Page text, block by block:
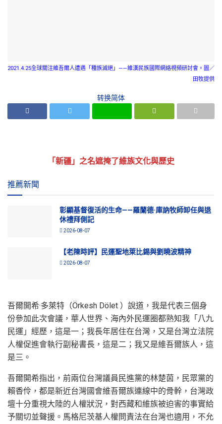
2021.4.25全球關注維吾爾人遭遇「種族滅絕」——維漢民族國際網絡視頻研討會。圖／
田牧提供
转换简体
「新疆」之名遮掩了維族文化與歷史
推薦新聞
彰顯基督復活的生命——羅蘭德·庫訥牧師卸任與退
休禮拜側記
2026-08-07
【老陳時評】民運聖地萊比錫與劉曉波精神
2026-08-07
吾爾開希·多萊特（Örkesh Dölet ）說道，我是代表三個身
份參加此次會議，華人世界、海內外民運圈都熟知我「八九
民運」經歷，這是一；我長年居住在台灣，又是台灣立法院
人權促進會執行副秘書長，這是二；我又是維吾爾族人，這
是三。
吾爾開希指出，前兩位台灣議員民進黨的林楚茵，民眾黨的
賴香伶，都是新近台灣國會維吾爾族連線中的骨幹，台灣政
壇十分重視大陸的人權狀況，對西藏和維族被迫害的事實給
予關切並聲援。馬格尼茨基人權問責法在台灣也適用，不允